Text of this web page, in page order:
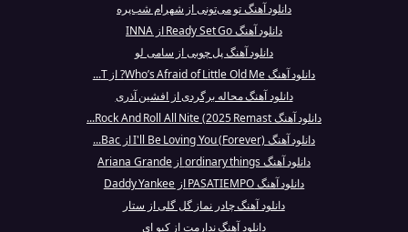
دانلود آهنگ تو می‌تونی از شهرام شب‌پره
دانلود آهنگ Ready Set Go از INNA
دانلود آهنگ پل چوبی از سامی لو
دانلود آهنگ Who’s Afraid of Little Old Me? از T...
دانلود آهنگ محاله برگردی از افشین آذری
دانلود آهنگ Rock And Roll All Nite (2025 Remast...
دانلود آهنگ I'll Be Loving You (Forever) از Bac...
دانلود آهنگ ordinary things از Ariana Grande
دانلود آهنگ PASATIEMPO از Daddy Yankee
دانلود آهنگ چادر نماز گل گلی از ستار
دانلود آهنگ ندارمت از کیو ای